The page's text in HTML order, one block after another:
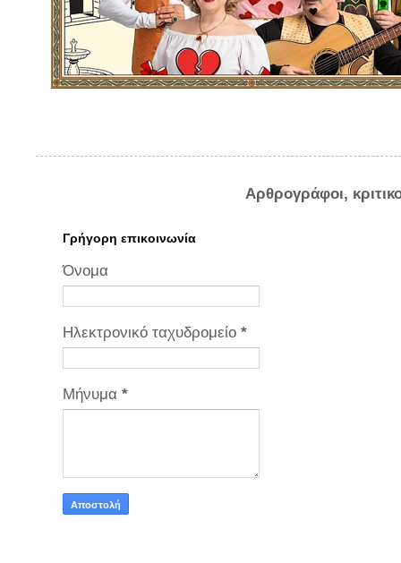
Αρθρογράφοι,
Γρήγορη επικοινωνία
Όνομα
Ηλεκτρονικό ταχυδρομείο *
Μήνυμα *